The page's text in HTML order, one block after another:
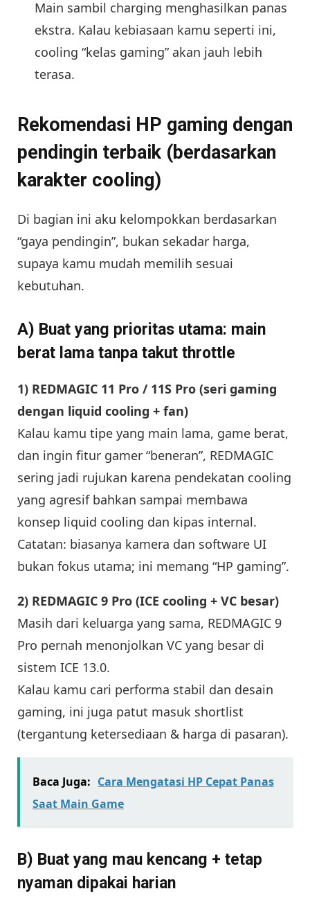
Main sambil charging menghasilkan panas
ekstra. Kalau kebiasaan kamu seperti ini,
cooling “kelas gaming” akan jauh lebih
terasa.
Rekomendasi HP gaming dengan
pendingin terbaik (berdasarkan
karakter cooling)
Di bagian ini aku kelompokkan berdasarkan
“gaya pendingin”, bukan sekadar harga,
supaya kamu mudah memilih sesuai
kebutuhan.
A) Buat yang prioritas utama: main
berat lama tanpa takut throttle
1) REDMAGIC 11 Pro / 11S Pro (seri gaming
dengan liquid cooling + fan)
Kalau kamu tipe yang main lama, game berat,
dan ingin fitur gamer “beneran”, REDMAGIC
sering jadi rujukan karena pendekatan cooling
yang agresif bahkan sampai membawa
konsep liquid cooling dan kipas internal.
Catatan: biasanya kamera dan software UI
bukan fokus utama; ini memang “HP gaming”.
2) REDMAGIC 9 Pro (ICE cooling + VC besar)
Masih dari keluarga yang sama, REDMAGIC 9
Pro pernah menonjolkan VC yang besar di
sistem ICE 13.0.
Kalau kamu cari performa stabil dan desain
gaming, ini juga patut masuk shortlist
(tergantung ketersediaan & harga di pasaran).
Baca Juga: Cara Mengatasi HP Cepat Panas
Saat Main Game
B) Buat yang mau kencang + tetap
nyaman dipakai harian